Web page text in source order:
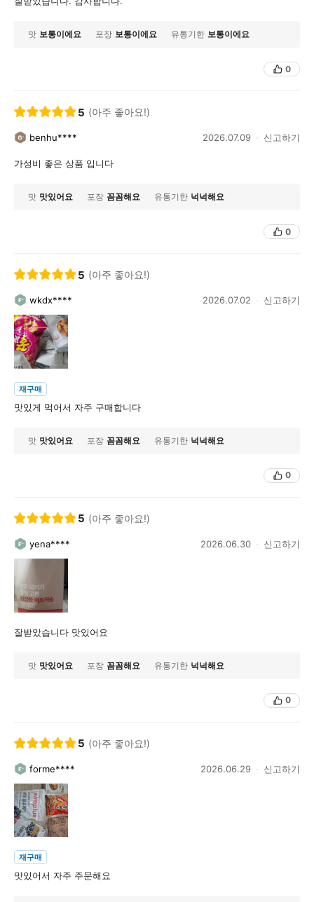
맛 보통이에요 포장 보통이에요 유통기한 보통이에요
0
5 (아주 좋아요!)
benhu**** 2026.07.09 신고하기
가성비 좋은 상품 입니다
맛 맛있어요 포장 꼼꼼해요 유통기한 넉넉해요
0
5 (아주 좋아요!)
wkdx**** 2026.07.02 신고하기
재구매
맛있게 먹어서 자주 구매합니다
맛 맛있어요 포장 꼼꼼해요 유통기한 넉넉해요
0
5 (아주 좋아요!)
yena**** 2026.06.30 신고하기
잘받았습니다 맛있어요
맛 맛있어요 포장 꼼꼼해요 유통기한 넉넉해요
0
5 (아주 좋아요!)
forme**** 2026.06.29 신고하기
재구매
맛있어서 자주 주문해요